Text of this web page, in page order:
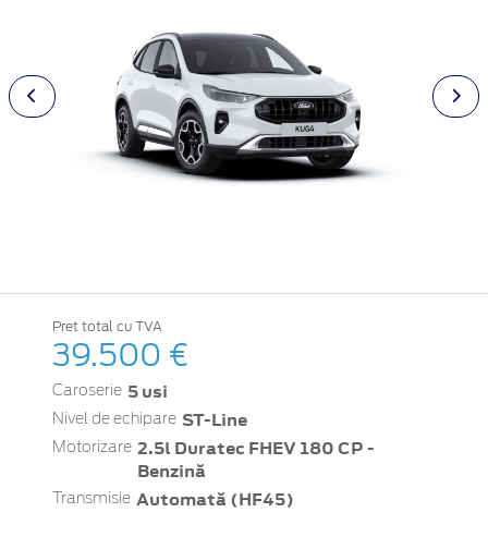
Pret total cu TVA
39.500 €
Caroserie 5 usi
Nivel de echipare ST-Line
Motorizare 2.5l Duratec FHEV 180 CP -
Benzină
Transmisie Automată (HF45)